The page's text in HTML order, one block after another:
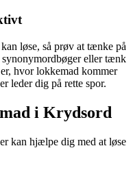
løse, så prøv at tænke på
synonymordbøger eller tænk
hvor lokkemad kommer
leder dig på rette spor.
i Krydsord
kan hjælpe dig med at løse